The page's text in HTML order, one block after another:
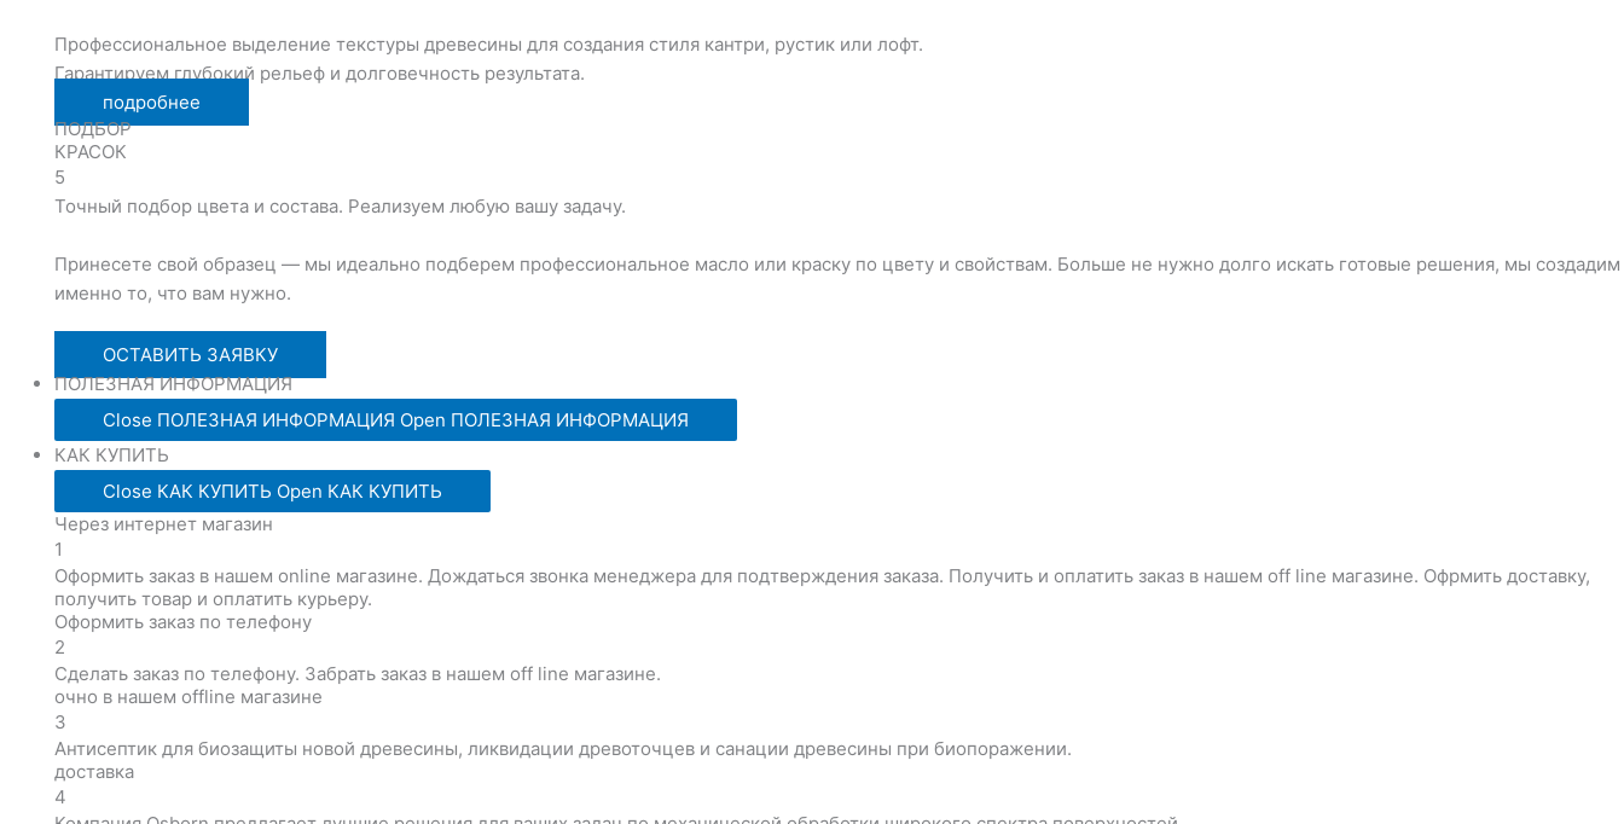
Профессиональное выделение текстуры древесины для создания стиля кантри, рустик или лофт.
Гарантируем глубокий рельеф и долговечность результата.
подробнее
ПОДБОР
КРАСОК
5
Точный подбор цвета и состава. Реализуем любую вашу задачу.
Принесете свой образец — мы идеально подберем профессиональное масло или краску по цвету и свойствам. Больше не нужно долго искать готовые решения, мы создадим
именно то, что вам нужно.
ОСТАВИТЬ ЗАЯВКУ
ПОЛЕЗНАЯ ИНФОРМАЦИЯ
Close ПОЛЕЗНАЯ ИНФОРМАЦИЯ Open ПОЛЕЗНАЯ ИНФОРМАЦИЯ
КАК КУПИТЬ
Close КАК КУПИТЬ Open КАК КУПИТЬ
Через интернет магазин
1
Оформить заказ в нашем online магазине. Дождаться звонка менеджера для подтверждения заказа. Получить и оплатить заказ в нашем off line магазине. Офрмить доставку,
получить товар и оплатить курьеру.
Оформить заказ по телефону
2
Сделать заказ по телефону. Забрать заказ в нашем off line магазине.
очно в нашем offline магазине
3
Антисептик для биозащиты новой древесины, ликвидации древоточцев и санации древесины при биопоражении.
доставка
4